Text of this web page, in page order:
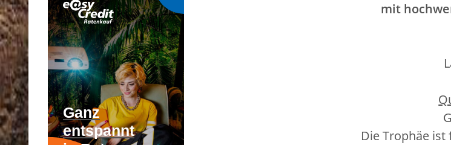
mit
Die Trophäe